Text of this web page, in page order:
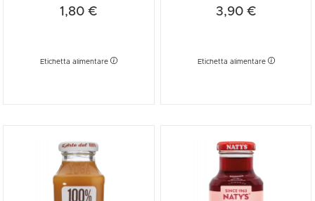
1,80 €
Etichetta alimentare
3,90 €
Etichetta alimentare